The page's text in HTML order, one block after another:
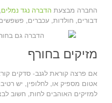
החברה מבצעת הדברה נגד נמלים
דבורים, חולדות, עכברים,
מזיקים בחורף
אם פרצה קוראת לגנב- סדקים
אטום מספיק או, לחלופין, יש
למזיקים האוהבים לחות, חשוב